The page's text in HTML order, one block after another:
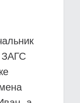
ЗАГС